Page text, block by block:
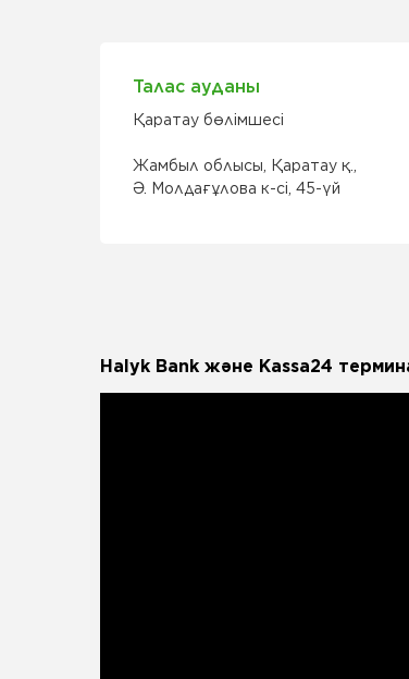
Талас ауданы
Қаратау бөлімшесі
Жамбыл облысы, Қаратау қ.,
Ә. Молдағұлова к-сі, 45-үй
Halyk Bank және Kassa24